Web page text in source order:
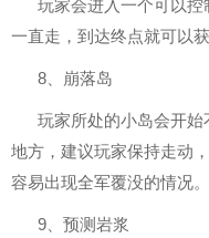
玩家会进入一个可以
一直走，到达终点就可以
8、崩落岛
玩家所处的小岛会开
地方，建议玩家保持走动
容易出现全军覆没的情况。
9、预测岩浆